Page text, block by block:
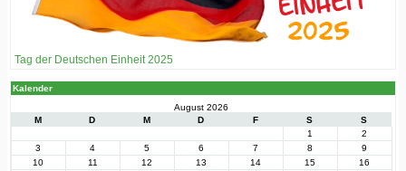
Tag der Deutschen Einheit 2025
Kalender
August 2026
M
D M D F S
S
1
2
3
4 5 6 7 8
9
10
11 12 13 14 15
16